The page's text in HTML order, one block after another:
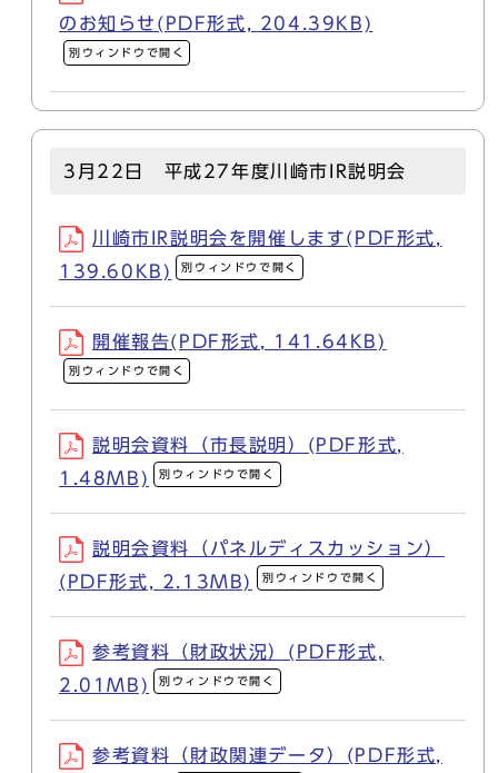
のお知らせ(PDF形式, 204.39KB)
別ウィンドウで開く
3月22日 平成27年度川崎市IR説明会
川崎市IR説明会を開催します(PDF形式,
139.60KB)
別ウィンドウで開く
開催報告(PDF形式, 141.64KB)
別ウィンドウで開く
説明会資料（市長説明）(PDF形式,
1.48MB)
別ウィンドウで開く
説明会資料（パネルディスカッション）
(PDF形式, 2.13MB)
別ウィンドウで開く
参考資料（財政状況）(PDF形式,
2.01MB)
別ウィンドウで開く
参考資料（財政関連データ）(PDF形式,